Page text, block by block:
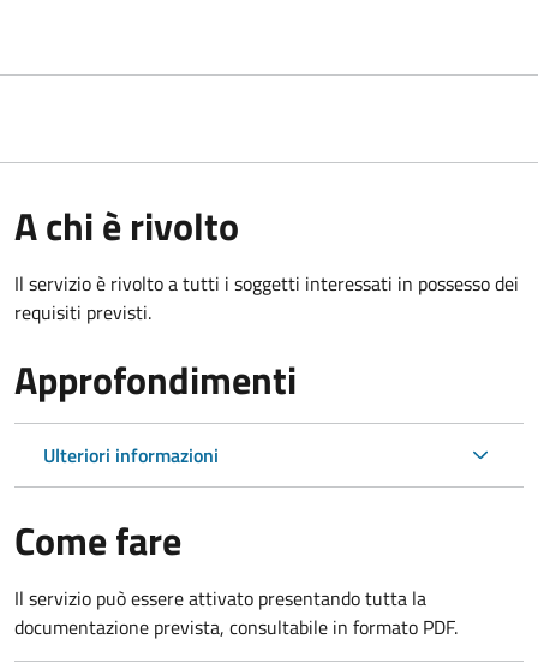
A chi è rivolto
Il servizio è rivolto a tutti i soggetti interessati in possesso dei
requisiti previsti.
Approfondimenti
Ulteriori informazioni
Come fare
Il servizio può essere attivato presentando tutta la
documentazione prevista, consultabile in formato PDF.